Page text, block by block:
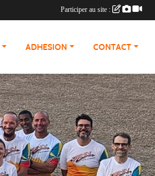
ADHESION CONTACT
Participer au site :